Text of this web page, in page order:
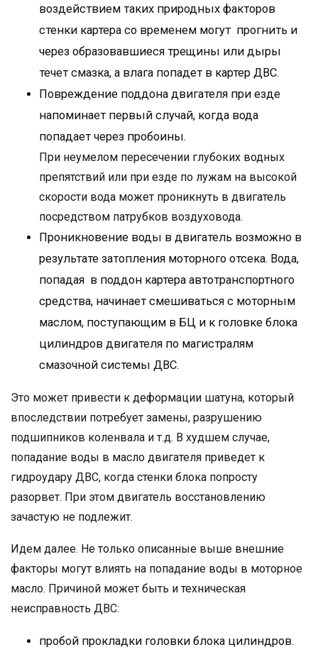
воздействием таких природных факторов
стенки картера со временем могут прогнить и
через образовавшиеся трещины или дыры
течет смазка, а влага попадет в картер ДВС.
Повреждение поддона двигателя при езде
напоминает первый случай, когда вода
попадает через пробоины.
При неумелом пересечении глубоких водных
препятствий или при езде по лужам на высокой
скорости вода может проникнуть в двигатель
посредством патрубков воздуховода.
Проникновение воды в двигатель возможно в
результате затопления моторного отсека. Вода,
попадая в поддон картера автотранспортного
средства, начинает смешиваться с моторным
маслом, поступающим в БЦ и к головке блока
цилиндров двигателя по магистралям
смазочной системы ДВС.
Это может привести к деформации шатуна, который
впоследствии потребует замены, разрушению
подшипников коленвала и т.д. В худшем случае,
попадание воды в масло двигателя приведет к
гидроудару ДВС, когда стенки блока попросту
разорвет. При этом двигатель восстановлению
зачастую не подлежит.
Идем далее. Не только описанные выше внешние
факторы могут влиять на попадание воды в моторное
масло. Причиной может быть и техническая
неисправность ДВС:
пробой прокладки головки блока цилиндров.